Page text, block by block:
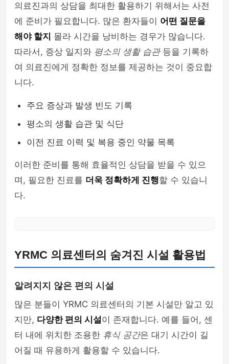
의료진과의 상담을 최대한 활용하기 위해서는 사전
에 준비가 필요합니다. 많은 환자들이 어떤 질문을
해야 할지 몰라 시간을 낭비하는 경우가 많습니다.
따라서, 증상 일지와 평소의 생활 습관등을 기록하
여 의료진에게 정확한 정보를 제공하는 것이 중요합
니다.
주요 증상과 발생 빈도 기록
평소의 생활 습관 및 식단
이전 진료 이력 및 복용 중인 약물 목록
이러한 준비를 통해 효율적인 상담을 받을 수 있으
며, 필요한 진료를 더욱 정확하게 진행할 수 있습니
다.
YRMC 의료센터의 숨겨진 시설 활용법
알려지지 않은 편의 시설
많은 분들이 YRMC 의료센터의 기본 시설만 알고 있
지만, 다양한 편의 시설이 존재합니다. 예를 들어, 센
터 내에 위치한 조용한 휴식 공간은 대기 시간이 길
어질 때 유용하게 활용할 수 있습니다.